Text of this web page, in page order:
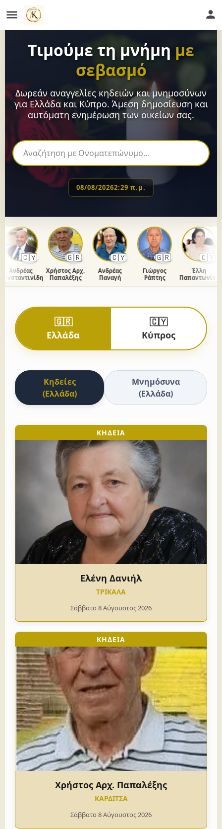
Τιμούμε τη μνήμη με
σεβασμό
Δωρεάν αναγγελίες κηδειών και μνημοσύνων
για Ελλάδα και Κύπρο. Άμεση δημοσίευση και
αυτόματη ενημέρωση των οικείων σας.
08/08/20262:29 π.μ.
🇨🇾
Ανδρέας
🇬🇷
Χρήστος Αρχ.
Παπαλέξης
🇨🇾
Ανδρέας
Παναγή
🇬🇷
Γιώργος
Ράπτης
🇨🇾
Έλλη
Παπαντωνίου
🇬🇷
Ελλάδα
🇨🇾
Κύπρος
Κηδείες
(Ελλάδα)
Μνημόσυνα
(Ελλάδα)
ΚΗΔΕΙΑ
Ελένη Δανιήλ
ΤΡΙΚΑΛΑ
Σάββατο 8 Αύγουστος 2026
ΚΗΔΕΙΑ
Χρήστος Αρχ. Παπαλέξης
ΚΑΡΔΙΤΣΑ
Σάββατο 8 Αύγουστος 2026